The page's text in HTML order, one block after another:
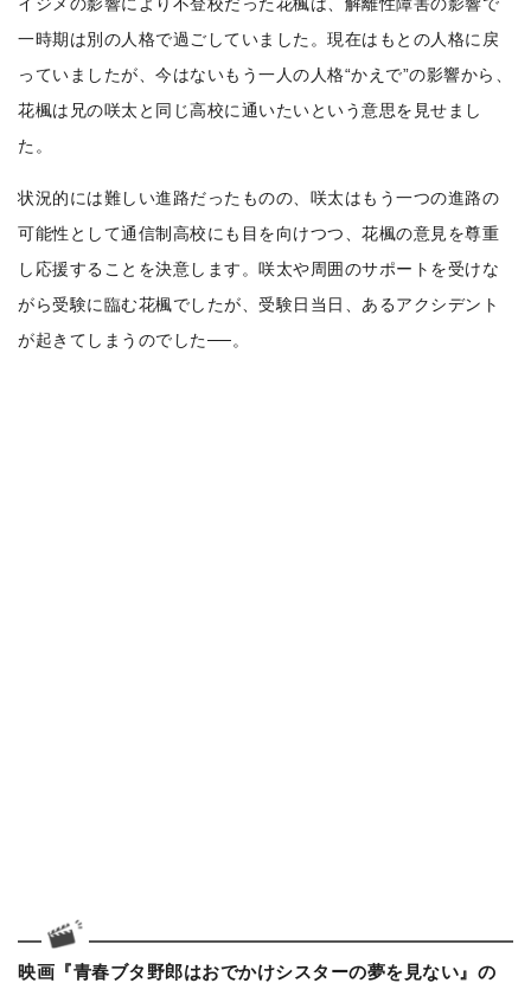
一時期は別の人格で過ごしていました。現在はもとの人格に戻
っていましたが、今はないもう一人の人格“かえで”の影響から、
花楓は兄の咲太と同じ高校に通いたいという意思を見せまし
た。
状況的には難しい進路だったものの、咲太はもう一つの進路の
可能性として通信制高校にも目を向けつつ、花楓の意見を尊重
し応援することを決意します。咲太や周囲のサポートを受けな
がら受験に臨む花楓でしたが、受験日当日、あるアクシデント
が起きてしまうのでした──。
映画『青春ブタ野郎はおでかけシスターの夢を見ない』の